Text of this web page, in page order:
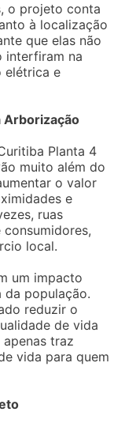
o projeto conta
à localização
que elas não
interfiram na
elétrica e
Arborização
Planta 4
muito além do
o valor
e
ruas
local.
um impacto
da população.
reduzir o
de vida
traz
vida para quem